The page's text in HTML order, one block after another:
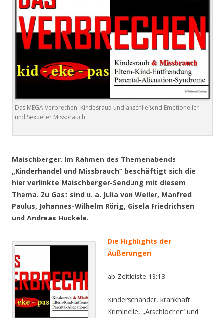
Das MEGA-Verbrechen. Kindesraub und anschließend Emotioneller
und Sexueller Missbrauch.
Maischberger. Im Rahmen des Themenabends
„Kinderhandel und Missbrauch“ beschäftigt sich die
hier verlinkte Maischberger-Sendung mit diesem
Thema. Zu Gast sind u. a. Julia von Weiler, Manfred
Paulus, Johannes-Wilhelm Rörig, Gisela Friedrichsen
und Andreas Huckele.
Die Highlights der
Äußerungen
ab Zeitleiste 18:13
Kinderschänder, krankhaft
Kriminelle, „Arschlöcher“ und